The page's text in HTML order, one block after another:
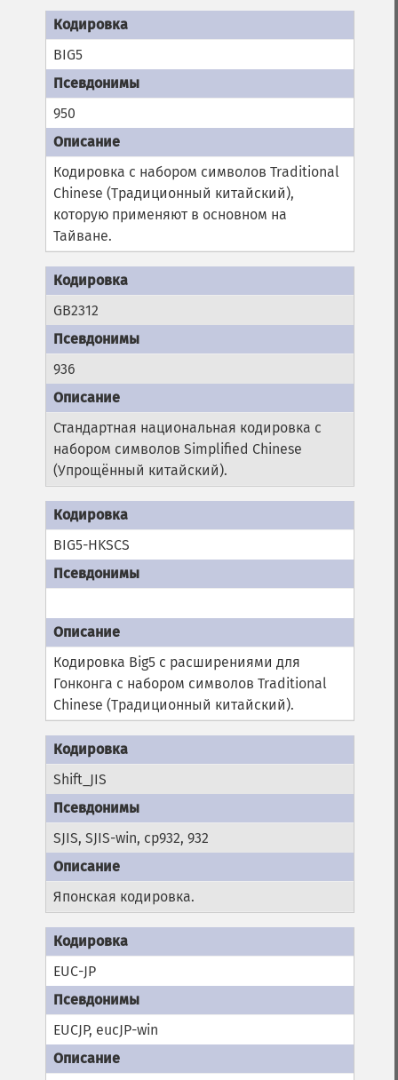
BIG5
950
Кодировка с набором символов Traditional
Chinese (Традиционный китайский),
которую применяют в основном на
Тайване.
GB2312
936
Стандартная национальная кодировка с
набором символов Simplified Chinese
(Упрощённый китайский).
BIG5-HKSCS
Кодировка Big5 с расширениями для
Гонконга с набором символов Traditional
Chinese (Традиционный китайский).
Shift_JIS
SJIS, SJIS-win, cp932, 932
Японская кодировка.
EUC-JP
EUCJP, eucJP-win